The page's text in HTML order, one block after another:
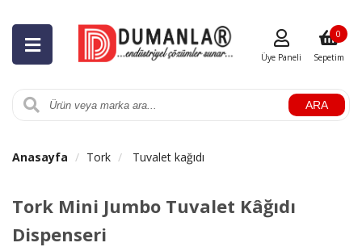
ARA
Üye Paneli Sepetim
0
Anasayfa Tork Tuvalet kağıdı
Tork Mini Jumbo Tuvalet Kâğıdı
Dispenseri